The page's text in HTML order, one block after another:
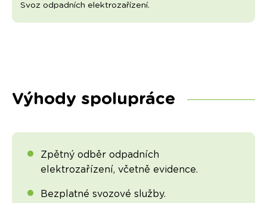
Svoz odpadních elektrozařízení.
Výhody spolupráce
Zpětný odběr odpadních
elektrozařízení, včetně evidence.
Bezplatné svozové služby.